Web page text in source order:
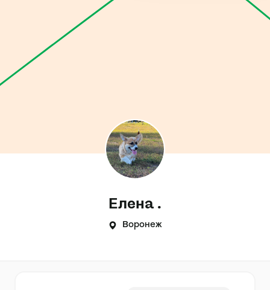
Елена .
Воронеж